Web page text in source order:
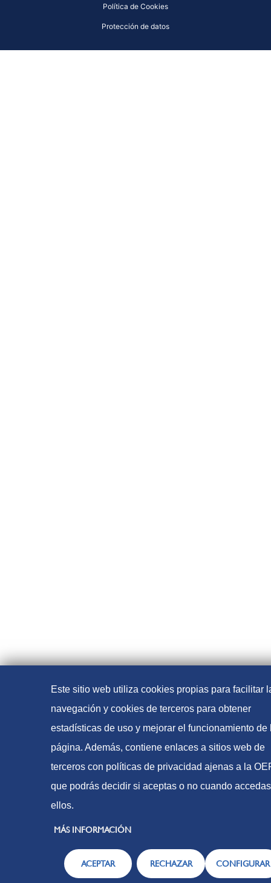
Política de Cookies
Protección de datos
Este sitio web utiliza cookies propias para facilitar
navegación y cookies de terceros para obtener
estadísticas de uso y mejorar el funcionamiento de
página. Además, contiene enlaces a sitios web de
terceros con políticas de privacidad ajenas a la
que podrás decidir si aceptas o no cuando
ellos.
MÁS INFORMACIÓN
ACEPTAR RECHAZAR CONFIGURAR